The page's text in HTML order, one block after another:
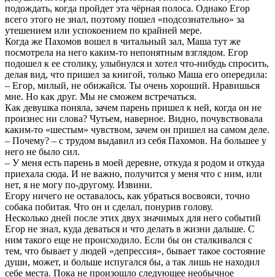
подождать, когда пройдет эта чёрная полоса. Однако Егор
всего этого не знал, поэтому пошел «подсознательно» за
утешением или успокоением по крайней мере.
Когда же Пахомов вошел в читальный зал, Маша тут же
посмотрела на него каким-то непонятным взглядом. Егор
подошел к ее столику, улыбнулся и хотел что-нибудь спросить,
делая вид, что пришел за книгой, только Маша его опередила:
– Егор, милый, не обижайся. Ты очень хороший. Нравишься
мне. Но как друг. Мы не сможем встречаться.
Как девушка поняла, зачем парень пришел к ней, когда он не
произнес ни слова? Чутьем, наверное. Видно, почувствовала
каким-то «шестым» чувством, зачем он пришел на самом деле.
– Почему? – с трудом выдавил из себя Пахомов. На большее у
него не было сил.
– У меня есть парень в моей деревне, откуда я родом и откуда
приехала сюда. И не важно, получится у меня что с ним, или
нет, я не могу по-другому. Извини.
Егору ничего не оставалось, как убраться восвояси, точно
собака побитая. Что он и сделал, понурив голову.
Несколько дней после этих двух значимых для него событий
Егор не знал, куда деваться и что делать в жизни дальше. С
ним такого еще не происходило. Если бы он сталкивался с
тем, что бывает у людей «депрессия», бывает такое состояние
души, может, и больше испугался бы, а так лишь не находил
себе места. Пока не произошло следующее необычное